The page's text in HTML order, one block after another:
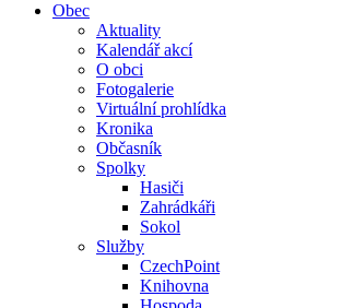
Obec
Aktuality
Kalendář akcí
O obci
Fotogalerie
Virtuální prohlídka
Kronika
Občasník
Spolky
Hasiči
Zahrádkáři
Sokol
Služby
CzechPoint
Knihovna